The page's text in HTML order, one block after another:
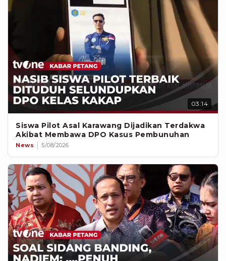
03:14
Siswa Pilot Asal Karawang Dijadikan Terdakwa
Akibat Membawa DPO Kasus Pembunuhan
News 5/08/2026